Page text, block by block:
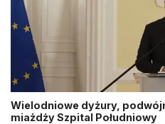
Wielodniowe dyżury,
miażdży Szpital Południowy